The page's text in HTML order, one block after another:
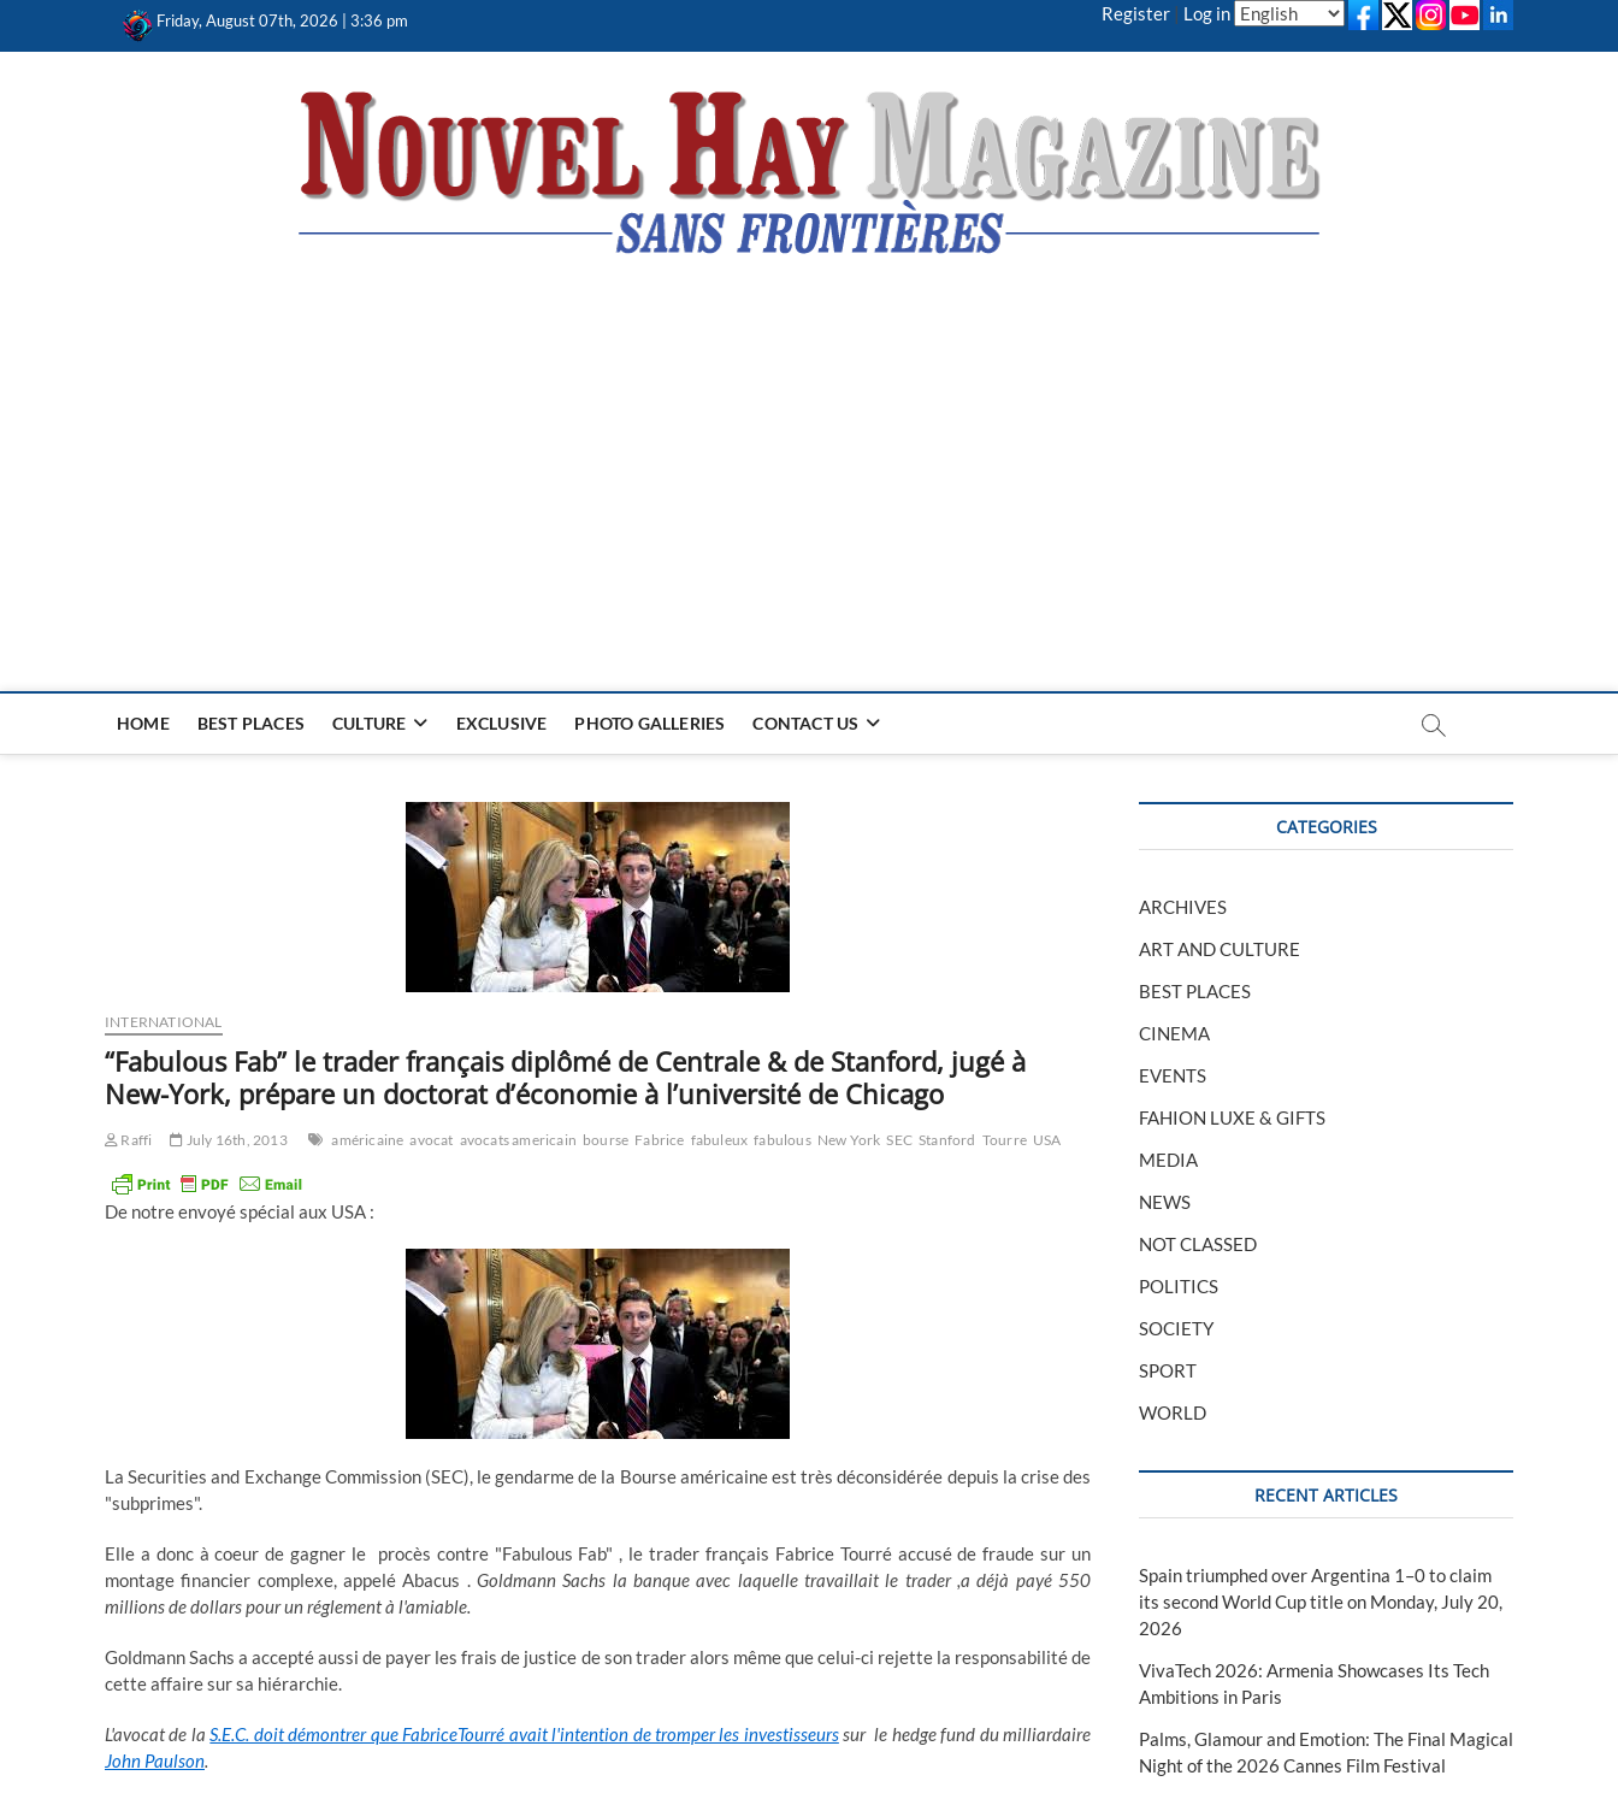
Friday, August 07th, 2026 | 3:36 pm Register | Log in
HOME BEST PLACES CULTURE EXCLUSIVE PHOTO GALLERIES CONTACT US
INTERNATIONAL
“Fabulous Fab” le trader français diplômé de Centrale & de Stanford, jugé à
New-York, prépare un doctorat d’économie à l’université de Chicago
Raffi July 16th, 2013 américaine avocat avocats americain bourse Fabrice fabuleux fabulous New York SEC Stanford Tourre USA
De notre envoyé spécial aux USA :
La Securities and Exchange Commission (SEC), le gendarme de la Bourse américaine est très déconsidérée depuis la crise des
"subprimes".
Elle a donc à coeur de gagner le procès contre "Fabulous Fab" , le trader français Fabrice Tourré accusé de fraude sur un
montage financier complexe, appelé Abacus . Goldmann Sachs la banque avec laquelle travaillait le trader ,a déjà payé 550
millions de dollars pour un réglement à l'amiable.
Goldmann Sachs a accepté aussi de payer les frais de justice de son trader alors même que celui-ci rejette la responsabilité de
cette affaire sur sa hiérarchie.
L'avocat de laS.E.C. doit démontrer que FabriceTourré avait l'intention de tromper les investisseurssur le hedge fund du milliardaire
John Paulson.
CATEGORIES
ARCHIVES
ART AND CULTURE
BEST PLACES
CINEMA
EVENTS
FAHION LUXE & GIFTS
MEDIA
NEWS
NOT CLASSED
POLITICS
SOCIETY
SPORT
WORLD
RECENT ARTICLES
Spain triumphed over Argentina 1–0 to claim
its second World Cup title on Monday, July 20,
2026
VivaTech 2026: Armenia Showcases Its Tech
Ambitions in Paris
Palms, Glamour and Emotion: The Final Magical
Night of the 2026 Cannes Film Festival